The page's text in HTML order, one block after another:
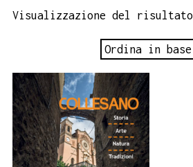
Visualizzazione del risultato